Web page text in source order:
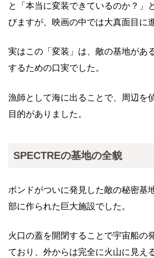
と「本当に変装できているのか？」
びますが、映画の中では大真面目に
実はこの「変装」は、敵の基地があ
するための口実でした。
漁師として海に出ることで、周辺を
目的がありました。
SPECTREの基地の全貌
ボンドがついに発見した敵の秘密基
部に作られた巨大施設でした。
火口の蓋を開閉することで宇宙船の
ており、外からは完全に火山に見